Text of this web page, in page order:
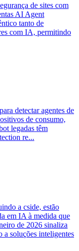
de sites com
AI Agent
tanto de
com IA, permitindo
detectar agentes de
de consumo,
legadas têm
re...
a cside, estão
em IA à medida que
de 2026 sinaliza
a soluções inteligentes